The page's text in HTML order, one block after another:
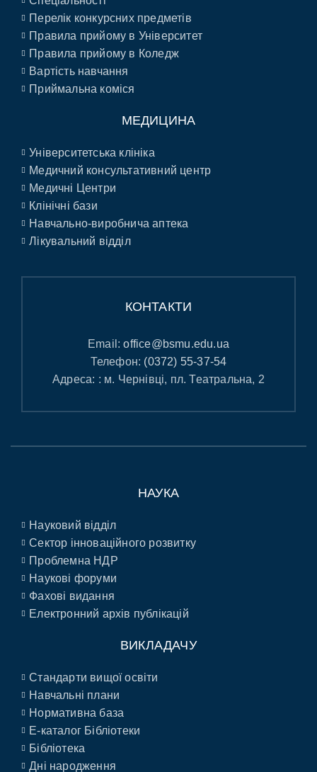
Перелік конкурсних предметів
Правила прийому в Університет
Правила прийому в Коледж
Вартість навчання
Приймальна коміся
МЕДИЦИНА
Університетська клініка
Медичний консультативний центр
Медичні Центри
Клінічні бази
Навчально-виробнича аптека
Лікувальний відділ
КОНТАКТИ
Email:office@bsmu.edu.ua
Телефон: (0372) 55-37-54
Адреса: : м. Чернівці, пл. Театральна, 2
НАУКА
Науковий відділ
Сектор інноваційного розвитку
Проблемна НДР
Наукові форуми
Фахові видання
Електронний архів публікацій
ВИКЛАДАЧУ
Стандарти вищої освіти
Навчальні плани
Нормативна база
E-каталог Бібліотеки
Бібліотека
Дні народження